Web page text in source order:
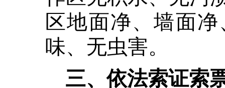
区地面净、墙面
味、无虫害。
三、依法索证索